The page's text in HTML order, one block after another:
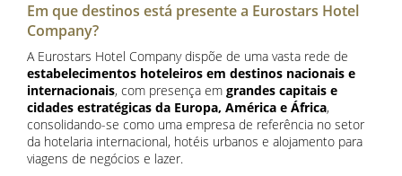
Em que destinos está presente a Eurostars Hotel
Company?
A Eurostars Hotel Company dispõe de uma vasta rede de
estabelecimentos hoteleiros em destinos nacionais e
internacionais, com presença em grandes capitais e
cidades estratégicas da Europa, América e África,
consolidando-se como uma empresa de referência no setor
da hotelaria internacional, hotéis urbanos e alojamento para
viagens de negócios e lazer.